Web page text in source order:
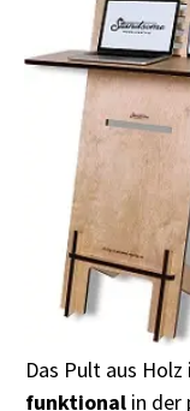
Das Pult aus
funktional in der